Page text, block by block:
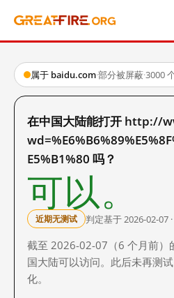
属于 baidu.com·部分被屏蔽·3000
在中国大陆能打开 http://
E5%B1%80 吗？
可以。
近期无测试 判定基于 2026-02-07
截至 2026-02-07（6 个月前）
国大陆可以访问。此后未再测
化。